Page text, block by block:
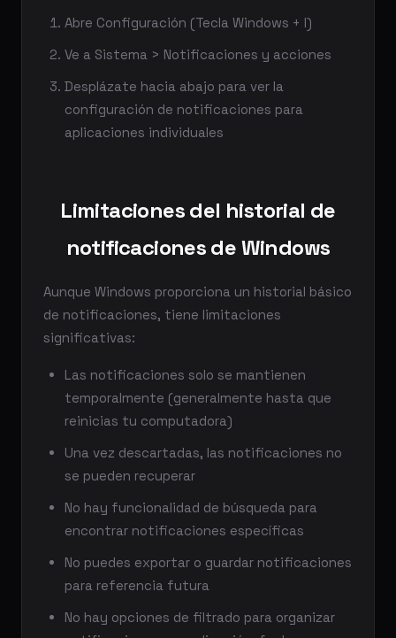
Abre Configuración (Tecla Windows + I)
Ve a Sistema > Notificaciones y acciones
Desplázate hacia abajo para ver la
configuración de notificaciones para
aplicaciones individuales
Limitaciones del historial de
notificaciones de Windows
Aunque Windows proporciona un historial básico
de notificaciones, tiene limitaciones
significativas:
Las notificaciones solo se mantienen
temporalmente (generalmente hasta que
reinicias tu computadora)
Una vez descartadas, las notificaciones no
se pueden recuperar
No hay funcionalidad de búsqueda para
encontrar notificaciones específicas
No puedes exportar o guardar notificaciones
para referencia futura
No hay opciones de filtrado para organizar